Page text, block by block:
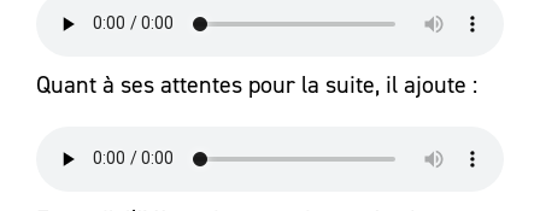
Quant à ses attentes pour la suite, il ajoute :